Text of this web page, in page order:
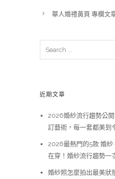
華人婚禮黃頁 專欄文
近期文章
2026婚紗流行趨勢公
訂藝術，每一套都美到
2026最熱門的5款 婚紗
在穿！婚紗流行趨勢一
婚紗照怎麼拍出最美狀